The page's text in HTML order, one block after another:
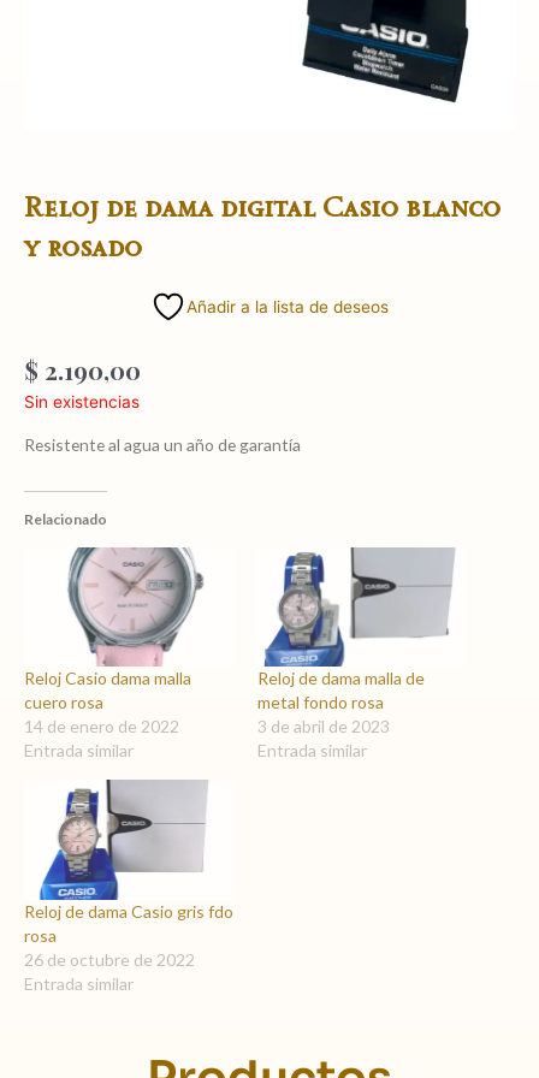
Reloj de dama digital Casio blanco
y rosado
Añadir a la lista de deseos
$ 2.190,00
Sin existencias
Resistente al agua un año de garantía
Relacionado
Reloj Casio dama malla
cuero rosa
14 de enero de 2022
Entrada similar
Reloj de dama malla de
metal fondo rosa
3 de abril de 2023
Entrada similar
Reloj de dama Casio gris fdo
rosa
26 de octubre de 2022
Entrada similar